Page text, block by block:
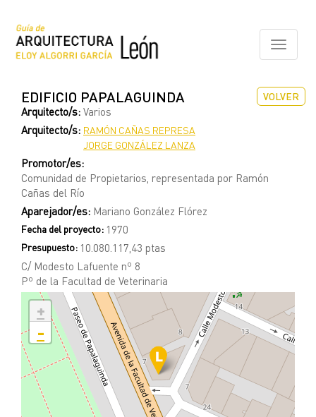
contenido
principal
Toggle
VOLVER
EDIFICIO PAPALAGUINDA
Arquitecto/s: Varios
Arquitecto/s: RAMÓN CAÑAS REPRESA
JORGE GONZÁLEZ LANZA
Promotor/es:
Comunidad de Propietarios, representada por Ramón
Cañas del Río
Aparejador/es: Mariano González Flórez
Fecha del proyecto: 1970
Presupuesto: 10.080.117,43 ptas
C/ Modesto Lafuente nº 8
Pº de la Facultad de Veterinaria
+
-